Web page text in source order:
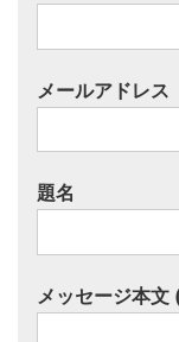
メールアドレス
題名
メッセージ本文